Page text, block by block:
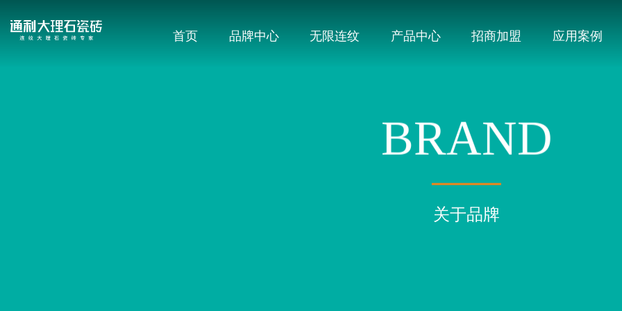
首页 品牌中心 无限连纹 产品中心 招商加盟 应用案例
BRAND
关于品牌